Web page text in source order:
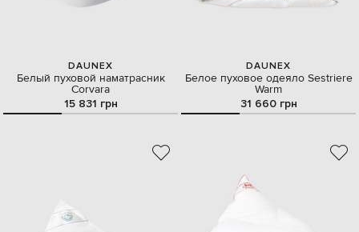
DAUNEX
Белый пуховой наматрасник
Corvara
15 831 грн
DAUNEX
Белое пуховое одеяло Sestriere
Warm
31 660 грн